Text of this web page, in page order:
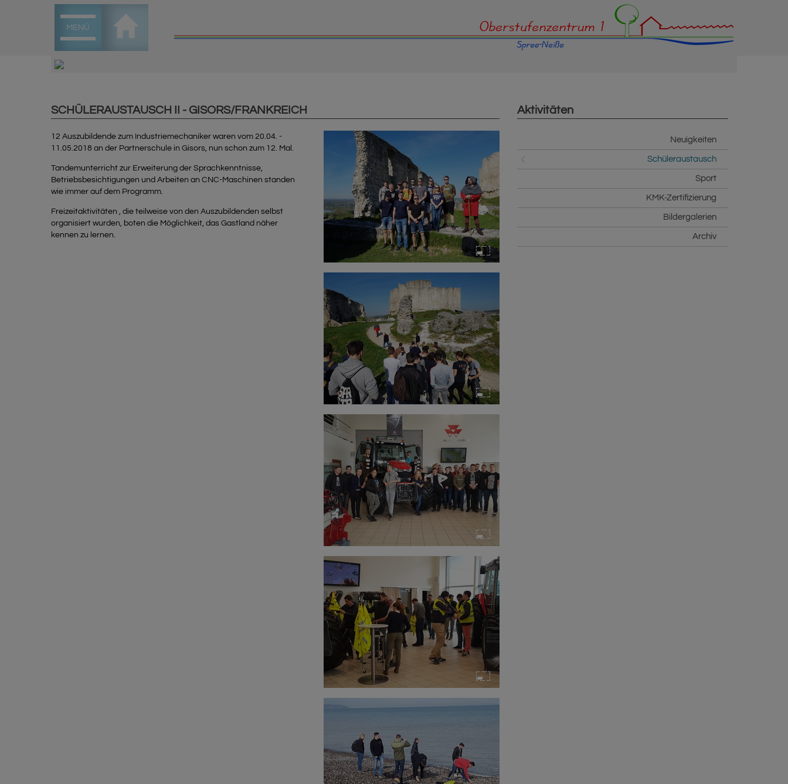
MENÜ
SCHÜLERAUSTAUSCH II - GISORS/FRANKREICH
12 Auszubildende zum Industriemechaniker waren vom 20.04. -
11.05.2018 an der Partnerschule in Gisors, nun schon zum 12. Mal.
Tandemunterricht zur Erweiterung der Sprachkenntnisse,
Betriebsbesichtigungen und Arbeiten an CNC-Maschinen standen
wie immer auf dem Programm.
Freizeitaktivitäten , die teilweise von den Auszubildenden selbst
organisiert wurden, boten die Möglichkeit, das Gastland näher
kennen zu lernen.
Aktivitäten
Neuigkeiten
Schüleraustausch
Sport
KMK-Zertifizierung
Bildergalerien
Archiv